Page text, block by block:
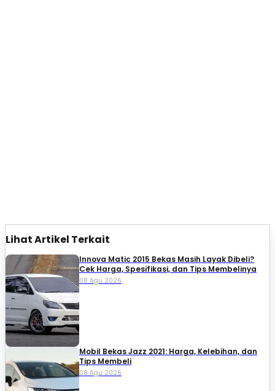
Lihat Artikel Terkait
Innova Matic 2015 Bekas Masih Layak Dibeli?
Cek Harga, Spesifikasi, dan Tips Membelinya
08 Agu 2026
Mobil Bekas Jazz 2021: Harga, Kelebihan, dan
Tips Membeli
08 Agu 2026